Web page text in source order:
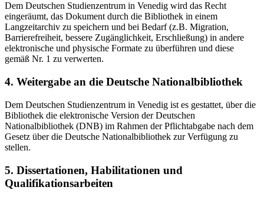
Dem Deutschen Studienzentrum in Venedig wird das Recht
eingeräumt, das Dokument durch die Bibliothek in einem
Langzeitarchiv zu speichern und bei Bedarf (z.B. Migration,
Barrierefreiheit, bessere Zugänglichkeit, Erschließung) in andere
elektronische und physische Formate zu überführen und diese
gemäß Nr. 1 zu verwerten.
4. Weitergabe an die Deutsche Nationalbibliothek
Dem Deutschen Studienzentrum in Venedig ist es gestattet, über die
Bibliothek die elektronische Version der Deutschen
Nationalbibliothek (DNB) im Rahmen der Pflichtabgabe nach dem
Gesetz über die Deutsche Nationalbibliothek zur Verfügung zu
stellen.
5. Dissertationen, Habilitationen und
Qualifikationsarbeiten